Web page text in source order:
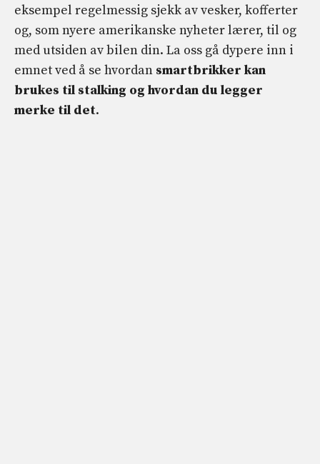
eksempel regelmessig sjekk av vesker, kofferter
og, som nyere amerikanske nyheter lærer, til og
med utsiden av bilen din. La oss gå dypere inn i
emnet ved å se hvordan smartbrikker kan
brukes til stalking og hvordan du legger
merke til det.